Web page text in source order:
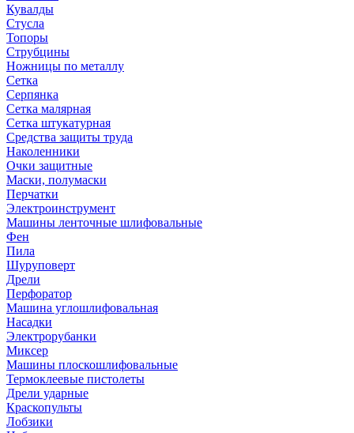
Кувалды
Стусла
Топоры
Струбцины
Ножницы по металлу
Сетка
Серпянка
Сетка малярная
Сетка штукатурная
Средства защиты труда
Наколенники
Очки защитные
Маски, полумаски
Перчатки
Электроинструмент
Машины ленточные шлифовальные
Фен
Пила
Шуруповерт
Дрели
Перфоратор
Машина углошлифовальная
Насадки
Электрорубанки
Миксер
Машины плоскошлифовальные
Термоклеевые пистолеты
Дрели ударные
Краскопульты
Лобзики